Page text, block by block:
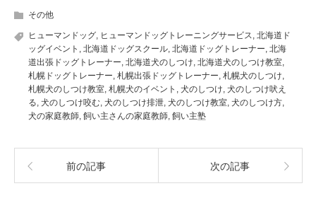
その他
ヒューマンドッグ ヒューマンドッグトレーニングサービス 北海道ド
ッグイベント
北海道ドッグスクール 北海道ドッグトレーナー 北海
道出張ドッグトレーナー 北海道犬のしつけ 北海道犬のしつけ教室
札幌ドッグトレーナー 札幌出張ドッグトレーナー 札幌犬のしつけ
札幌犬のしつけ教室 札幌犬のイベント 犬のしつけ 犬のしつけ吠え
る 犬のしつけ咬む 犬のしつけ排泄 犬のしつけ教室 犬のしつけ方
犬の家庭教師 飼い主さんの家庭教師 飼い主塾
前の記事 次の記事